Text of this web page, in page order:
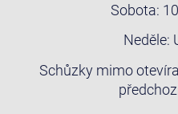
Sobota:
Neděle:
Schůzky mimo